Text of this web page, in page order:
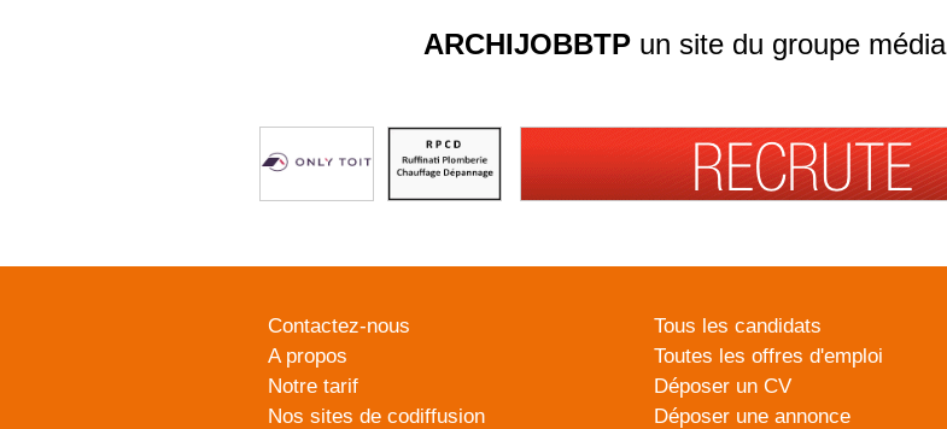
ARCHIJOBBTPun site du groupe média
Contactez-nous
A propos
Notre tarif
Nos sites de codiffusion
Tous les candidats
Toutes les offres d'emploi
Déposer un CV
Déposer une annonce